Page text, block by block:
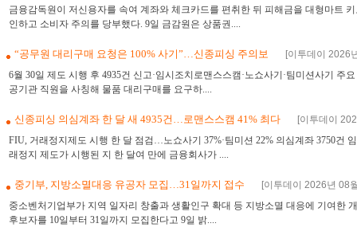
금융감독원이 저신용자를 속여 계좌와 체크카드를 편취한 뒤 피해금을 대형마트
인하고 소비자 주의를 당부했다. 9일 금감원은 상품권....
“공무원 대리구매 요청은 100% 사기”…신종피싱 주의보
[이투데이 2026
6월 30일 제도 시행 후 4935건 신고·임시조치로맨스스캠·노쇼사기·팀미션사기
공기관 직원을 사칭해 물품 대리구매를 요구하....
신종피싱 의심계좌 한 달 새 4935건…로맨스스캠 41% 최다
[이투데이
FIU, 거래정지제도 시행 한 달 점검…노쇼사기 37%·팀미션 22% 의심계좌 3750
래정지 제도가 시행된 지 한 달여 만에 금융회사가 ....
중기부, 지방소멸대응 유공자 모집…31일까지 접수
[이투데이 2026년 08
중소벤처기업부가 지역 일자리 창출과 생활인구 확대 등 지방소멸 대응에 기여한
후보자를 10일부터 31일까지 모집한다고 9일 밝....